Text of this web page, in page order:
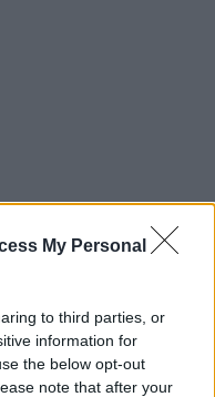
My Personal
to third parties, or
information for
the below opt-out
note that after your